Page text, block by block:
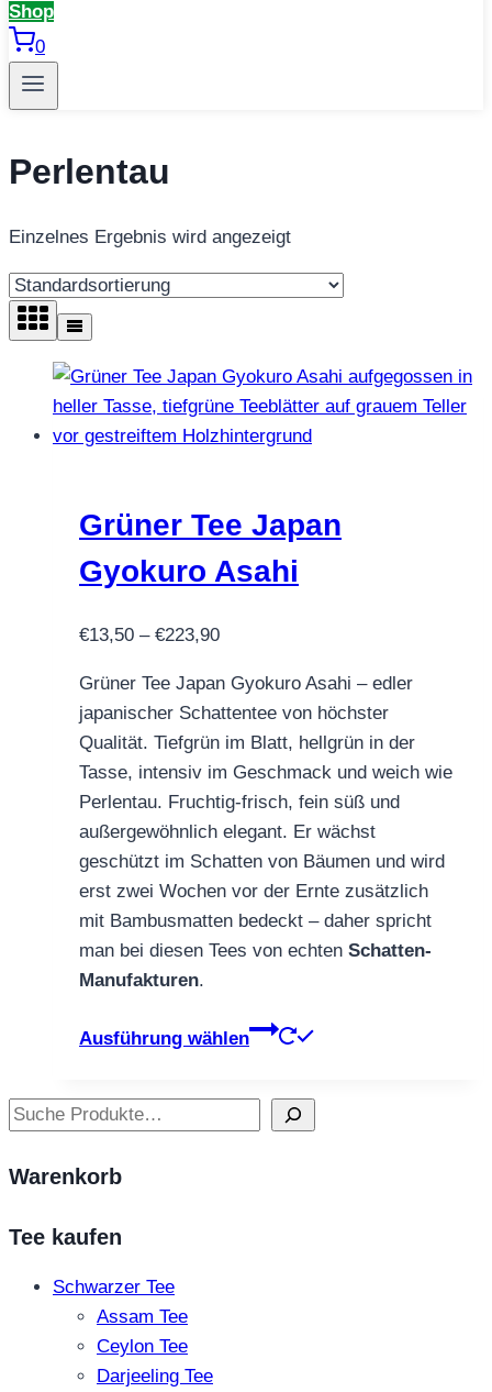
Shop
0
Perlentau
Einzelnes Ergebnis wird angezeigt
Grüner Tee Japan
Gyokuro Asahi
€13,50 – €223,90Preisspanne:
bis
€223,90
Grüner Tee Japan Gyokuro Asahi – edler
japanischer Schattentee von höchster
Qualität. Tiefgrün im Blatt, hellgrün in der
Tasse, intensiv im Geschmack und weich wie
Perlentau. Fruchtig-frisch, fein süß und
außergewöhnlich elegant. Er wächst
geschützt im Schatten von Bäumen und wird
erst zwei Wochen vor der Ernte zusätzlich
mit Bambusmatten bedeckt – daher spricht
man bei diesen Tees von echten Schatten-
Manufakturen.
Ausführung wählen
Dieses
Suchen
Warenkorb
Tee kaufen
Schwarzer Tee
Assam Tee
Ceylon Tee
Darjeeling Tee